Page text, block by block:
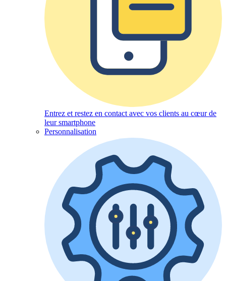
Entrez et restez en contact avec vos clients au cœur de
leur smartphone
Personnalisation